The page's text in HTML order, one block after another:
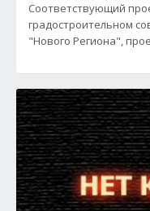
Соответствующий
градостроительном
"Нового Региона",